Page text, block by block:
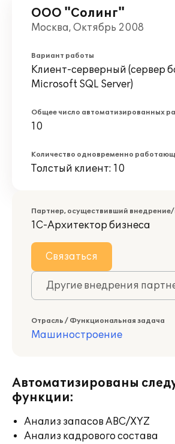
ООО "Солинг"
Москва, Октябрь 2008
Вариант работы
Клиент-серверный (сервер
Microsoft SQL Server)
Общее число автоматизированных
10
Количество одновременно
Толстый клиент: 10
Партнер, осуществивший
1С-Архитектор бизнеса
Связаться
Другие внедрения
Отрасль / Функциональная задача
Машиностроение
Автоматизированы
функции:
Анализ запасов ABC/XYZ
Анализ кадрового состава